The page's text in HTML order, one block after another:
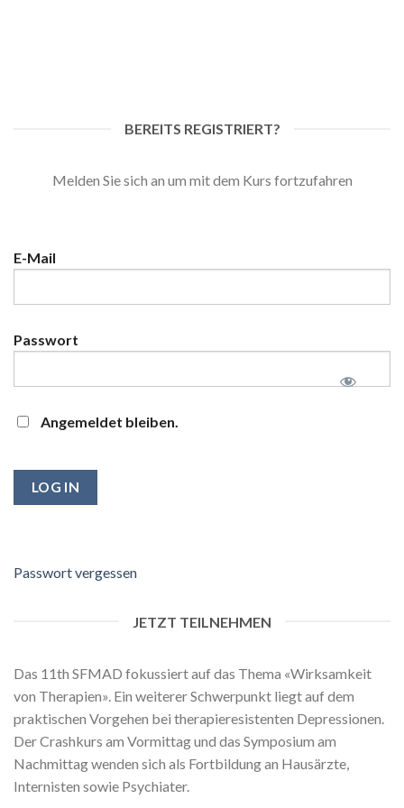
BEREITS REGISTRIERT?
Melden Sie sich an um mit dem Kurs fortzufahren
E-Mail
Passwort
Angemeldet bleiben.
Passwort vergessen
JETZT TEILNEHMEN
Das 11th SFMAD fokussiert auf das Thema «Wirksamkeit
von Therapien». Ein weiterer Schwerpunkt liegt auf dem
praktischen Vorgehen bei therapieresistenten Depressionen.
Der Crashkurs am Vormittag und das Symposium am
Nachmittag wenden sich als Fortbildung an Hausärzte,
Internisten sowie Psychiater.